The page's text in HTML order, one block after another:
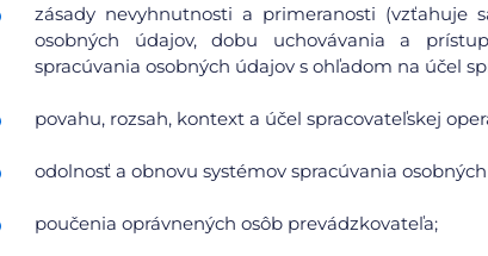
zásady nevyhnutnosti a primeranosti (vzťahuje
osobných údajov, dobu uchovávania a
spracúvania osobných údajov s ohľadom na účel
povahu, rozsah, kontext a účel spracovateľskej
odolnosť a obnovu systémov spracúvania
poučenia oprávnených osôb prevádzkovateľa;